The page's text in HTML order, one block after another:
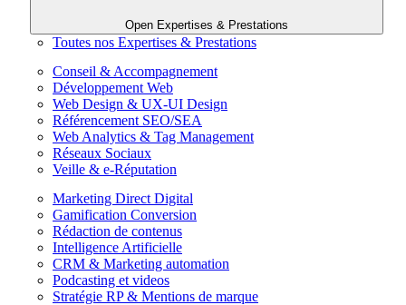
Open Expertises & Prestations
Toutes nos Expertises & Prestations
Conseil & Accompagnement
Développement Web
Web Design & UX-UI Design
Référencement SEO/SEA
Web Analytics & Tag Management
Réseaux Sociaux
Veille & e-Réputation
Marketing Direct Digital
Gamification Conversion
Rédaction de contenus
Intelligence Artificielle
CRM & Marketing automation
Podcasting et videos
Stratégie RP & Mentions de marque